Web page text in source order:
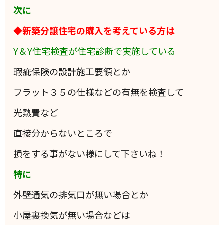
次に
◆新築分譲住宅の購入を考えている方は
Y＆Y住宅検査が住宅診断で実施している
瑕疵保険の設計施工要領とか
フラット３５の仕様などの有無を検査して
光熱費など
直接分からないところで
損をする事がない様にして下さいね！
特に
外壁通気の排気口が無い場合とか
小屋裏換気が無い場合などは